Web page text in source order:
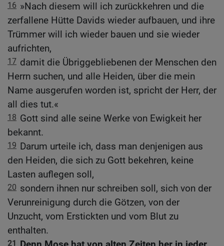
16 »Nach diesem will ich zurückkehren und die
zerfallene Hütte Davids wieder aufbauen, und ihre
Trümmer will ich wieder bauen und sie wieder
aufrichten,
17 damit die Übriggebliebenen der Menschen den
Herrn suchen, und alle Heiden, über die mein
Name ausgerufen worden ist, spricht der Herr, der
all dies tut.«
18 Gott sind alle seine Werke von Ewigkeit her
bekannt.
19 Darum urteile ich, dass man denjenigen aus
den Heiden, die sich zu Gott bekehren, keine
Lasten auflegen soll,
20 sondern ihnen nur schreiben soll, sich von der
Verunreinigung durch die Götzen, von der
Unzucht, vom Erstickten und vom Blut zu
enthalten.
21